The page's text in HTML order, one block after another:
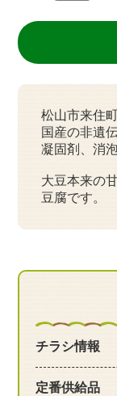
チラシ情報
定番供給品
松山市来住
国産の非遺
凝固剤、消
大豆本来の
豆腐です。